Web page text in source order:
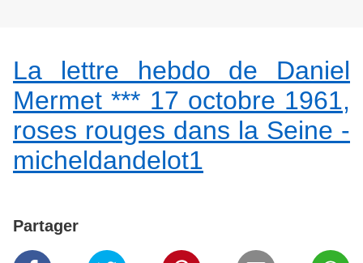
La lettre hebdo de Daniel
Mermet *** 17 octobre 1961,
roses rouges dans la Seine -
micheldandelot1
Partager